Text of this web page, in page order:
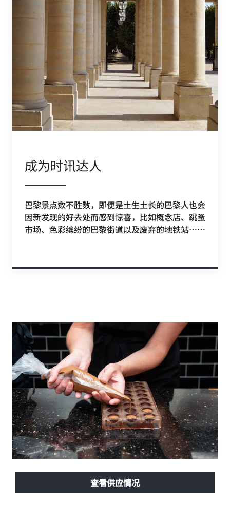
查看供应情况
成为时讯达人
巴黎景点数不胜数，即便是土生土长的巴黎人也会
因新发现的好去处而感到惊喜，比如概念店、跳蚤
市场、色彩缤纷的巴黎街道以及废弃的地铁站……
导航